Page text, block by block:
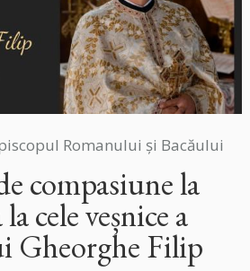
Romanului și Bacăului
compasiune la
cele veșnice a
Gheorghe Filip